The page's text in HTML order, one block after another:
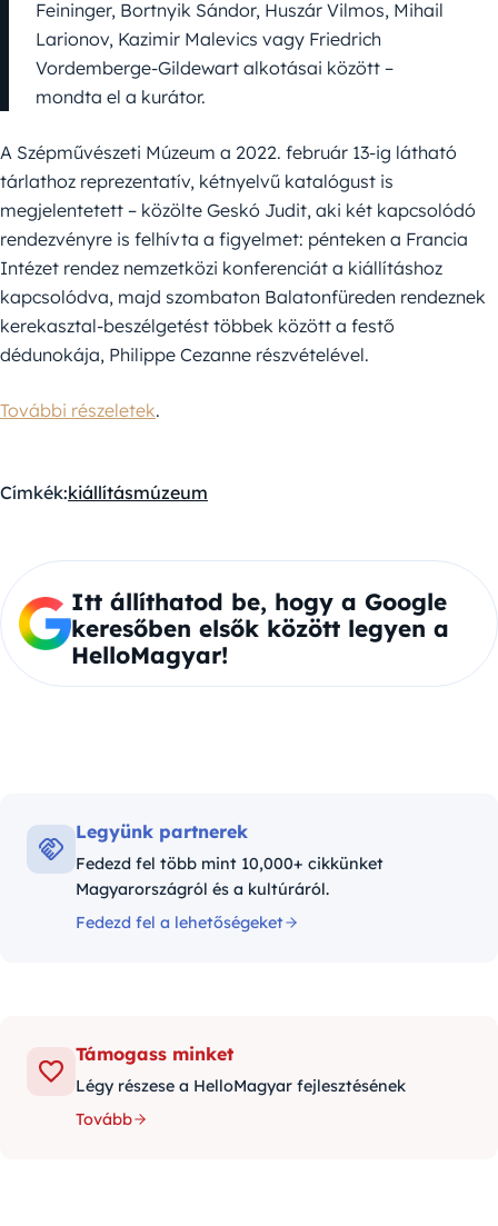
Feininger, Bortnyik Sándor, Huszár Vilmos, Mihail
Larionov, Kazimir Malevics vagy Friedrich
Vordemberge-Gildewart alkotásai között –
mondta el a kurátor.
A Szépművészeti Múzeum a 2022. február 13-ig látható
tárlathoz reprezentatív, kétnyelvű katalógust is
megjelentetett – közölte Geskó Judit, aki két kapcsolódó
rendezvényre is felhívta a figyelmet: pénteken a Francia
Intézet rendez nemzetközi konferenciát a kiállításhoz
kapcsolódva, majd szombaton Balatonfüreden rendeznek
kerekasztal-beszélgetést többek között a festő
dédunokája, Philippe Cezanne részvételével.
További részeletek.
Címkék:kiállításmúzeum
Itt állíthatod be, hogy a Google
keresőben elsők között legyen a
HelloMagyar!
Legyünk partnerek
Fedezd fel több mint 10,000+ cikkünket
Magyarországról és a kultúráról.
Fedezd fel a lehetőségeket
Támogass minket
Légy részese a HelloMagyar fejlesztésének
Tovább